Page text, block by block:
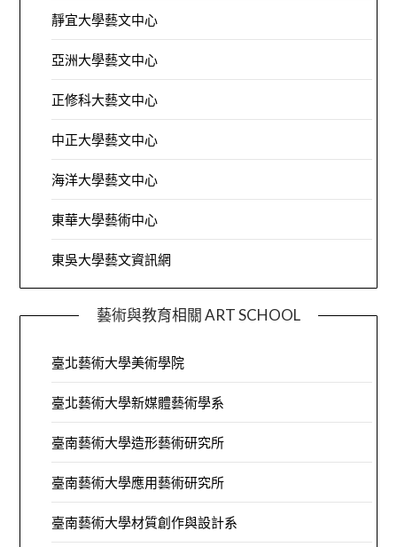
靜宜大學藝文中心
亞洲大學藝文中心
正修科大藝文中心
中正大學藝文中心
海洋大學藝文中心
東華大學藝術中心
東吳大學藝文資訊網
藝術與教育相關 ART SCHOOL
臺北藝術大學美術學院
臺北藝術大學新媒體藝術學系
臺南藝術大學造形藝術研究所
臺南藝術大學應用藝術研究所
臺南藝術大學材質創作與設計系